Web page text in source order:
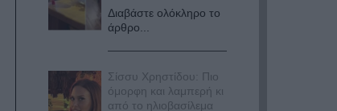
Διαβάστε ολόκληρο το
άρθρο...
Σίσσυ Χρηστίδου: Πιο
όμορφη και λαμπερή κι
από το ηλιοβασίλεμα